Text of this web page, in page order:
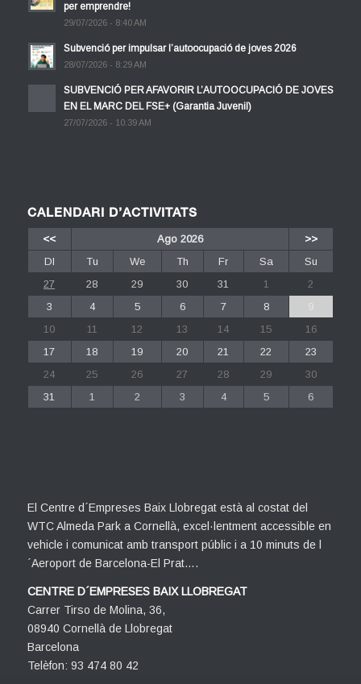
per emprendre!
29/07/2026 - 8:40 AM
Subvenció per impulsar l’autoocupació de joves 2026
28/07/2026 - 8:29 AM
SUBVENCIÓ PER AFAVORIR L’AUTOOCUPACIÓ DE JOVES
EN EL MARC DEL FSE+ (Garantia Juvenil)
27/07/2026 - 10:39 AM
CALENDARI D’ACTIVITATS
<< Ago 2026
>>
Dl
Tu We Th Fr Sa
Su
27
28 29 30 31 1
2
3
4 5 6 7 8
9
10
11 12 13 14 15
16
17
18 19 20 21 22
23
24
25 26 27 28 29
30
31
1 2 3 4 5 6
El Centre d´Empreses Baix Llobregat està al costat del
WTC Almeda Park a Cornellà, excel·lentment accessible en
vehicle i comunicat amb transport públic i a 10 minuts de l
´Aeroport de Barcelona-El Prat….
CENTRE D´EMPRESES BAIX LLOBREGAT
Carrer Tirso de Molina, 36,
08940 Cornellà de Llobregat
Barcelona
Telèfon: 93 474 80 42